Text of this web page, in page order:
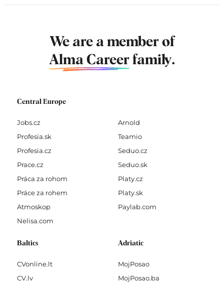
We are a member of
Alma Career family.
Central Europe
Jobs.cz
Profesia.sk
Profesia.cz
Prace.cz
Práca za rohom
Práce za rohem
Atmoskop
Nelisa.com
Arnold
Teamio
Seduo.cz
Seduo.sk
Platy.cz
Platy.sk
Paylab.com
Baltics
CVonline.lt
CV.lv
Adriatic
MojPosao
MojPosao.ba